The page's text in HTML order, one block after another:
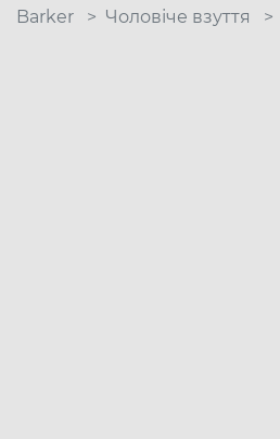
Barker Чоловіче взуття